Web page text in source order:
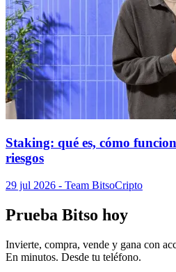
Staking: qué es, cómo
riesgos
29 jul 2026 - Team BitsoCripto
Prueba Bitso hoy
Invierte, compra, vende y gana con
En minutos. Desde tu teléfono.